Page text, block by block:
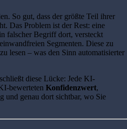
So gut, dass der größte Teil ihrer
Das Problem ist der Rest: eine
falscher Begriff dort, versteckt
Segmenten. Diese zu
lesen – was den Sinn automatisierter
diese Lücke: Jede KI-
bewerteten Konfidenzwert,
und genau dort sichtbar, wo Sie